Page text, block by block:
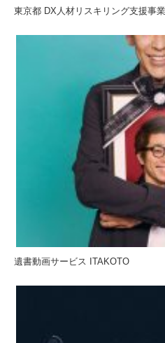
東京都 DX人材リスキリング支援事業
遺書動画サービス ITAKOTO